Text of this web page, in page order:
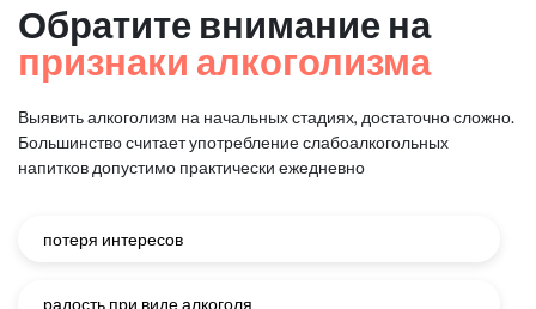
Обратите внимание на
признаки алкоголизма
Выявить алкоголизм на начальных стадиях, достаточно сложно.
Большинство считает употребление слабоалкогольных
напитков допустимо практически ежедневно
потеря интересов
радость при виде алкоголя